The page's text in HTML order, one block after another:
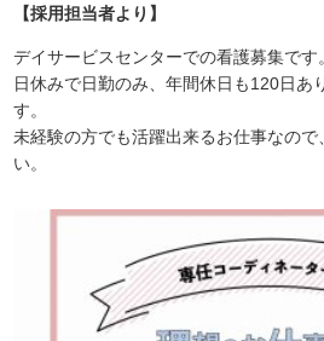
【採用担当者より】
デイサービスセンターでの看護募集です
日休みで日勤のみ、年間休日も120日あ
す。
未経験の方でも活躍出来るお仕事なので
い。